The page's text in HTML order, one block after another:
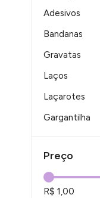
Adesivos
Bandanas
Gravatas
Laços
Laçarotes
Gargantilha
OUTLET
Festa Junina
Preço
R$ 1,00